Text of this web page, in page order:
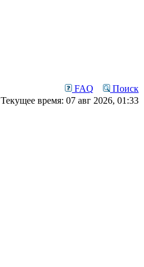
FAQ
Поиск
Текущее время: 07 авг 2026, 01:33